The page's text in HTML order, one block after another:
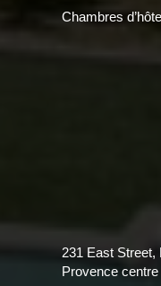
Chambres
231 East Street,
Provence